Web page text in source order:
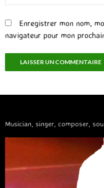
Enregistrer mon nom,
navigateur pour mon
Musician, singer, composer,